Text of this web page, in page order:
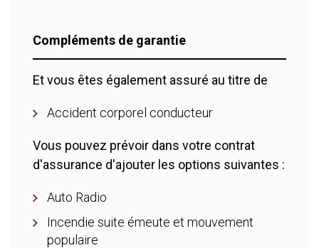
Compléments de garantie
Et vous êtes également assuré au titre de
Accident corporel conducteur
Vous pouvez prévoir dans votre contrat
d'assurance d'ajouter les options suivantes :
Auto Radio
Incendie suite émeute et mouvement
populaire